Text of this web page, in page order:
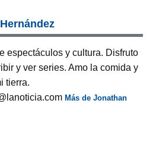
espectáculos y cultura. Disfruto
y ver series. Amo la comida y
tierra.
Más de Jonathan